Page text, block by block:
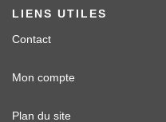
LIENS UTILES
Contact
Mon compte
Plan du site